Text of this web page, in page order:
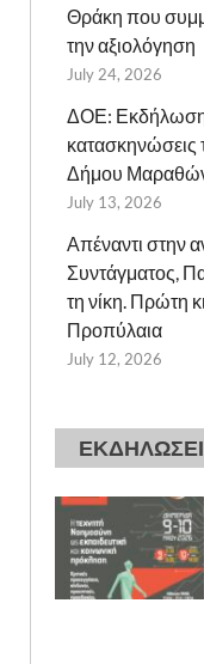
Θράκη που
την αξιολόγηση
July 24, 2026
ΔΟΕ: Εκδήλωση
Δήμου
July 13, 2026
Απέναντι στην
Συντάγματος,
τη νίκη. Πρώτη
Προπύλαια
July 12, 2026